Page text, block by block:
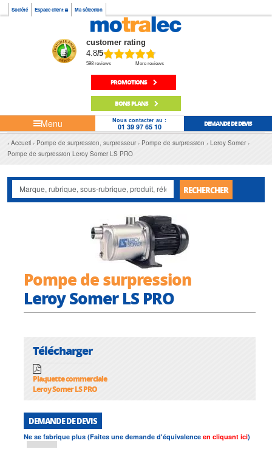
Société Espace client Ma sélection
customer rating
4.8/5
598 reviews More reviews
PROMOTIONS
BONS PLANS
Menu Nous contacter au :
01 39 97 65 10 DEMANDE DE DEVIS
Accueil Pompe de surpression, surpresseur Pompe de surpression
Leroy Somer
Pompe de surpression Leroy Somer LS PRO
RECHERCHER
Pompe de surpression
Leroy Somer LS PRO
Télécharger
Plaquette commerciale
Leroy Somer LS PRO
DEMANDE DE DEVIS
Ne se fabrique plus (Faites une demande d'équivalence en cliquant ici)